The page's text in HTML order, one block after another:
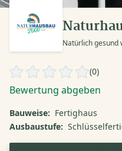
Natürlich gesund
(0)
Bewertung abgeben
Bauweise: Fertighaus
Ausbaustufe: